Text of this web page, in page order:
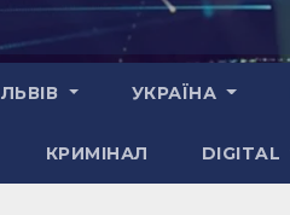
ЛЬВІВ УКРАЇНА
КРИМІНАЛ DIGITAL